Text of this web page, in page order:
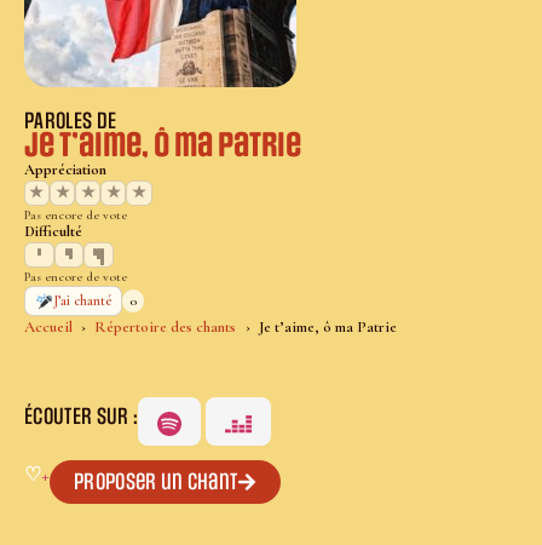
Accueil Répertoire des chants Je t’aime, ô ma Patrie
PAROLES DE
Je t’aime, ô ma Patrie
Appréciation
★
★ ★ ★ ★
Pas encore de vote
Difficulté
Pas encore de vote
J’ai chanté
0
ÉCOUTER SUR :
♡+ Proposer un chant